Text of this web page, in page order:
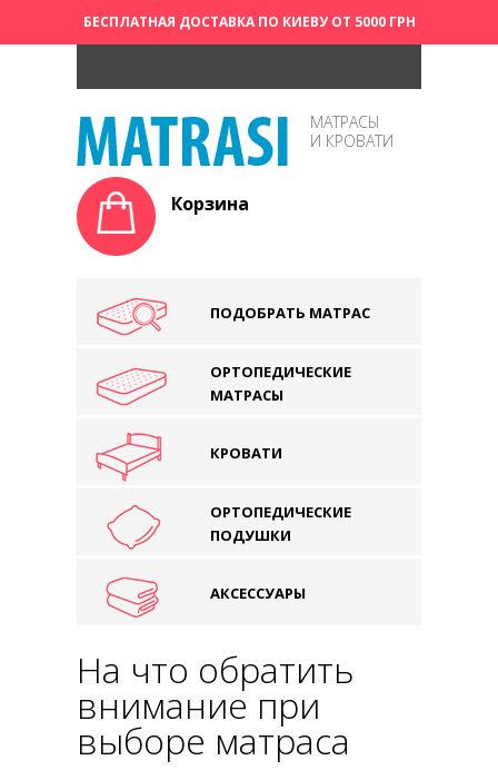
БЕСПЛАТНАЯ ДОСТАВКА ПО КИЕВУ ОТ 5000 ГРН
МАТРАСЫ
И КРОВАТИ
Корзина
ПОДОБРАТЬ МАТРАС
ОРТОПЕДИЧЕСКИЕ
МАТРАСЫ
КРОВАТИ
ОРТОПЕДИЧЕСКИЕ
ПОДУШКИ
АКСЕССУАРЫ
На что обратить
внимание при
выборе матраса